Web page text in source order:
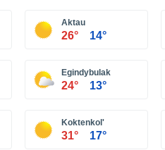
Aktau
26° 14°
Egindybulak
24° 13°
Koktenkol'
31° 17°